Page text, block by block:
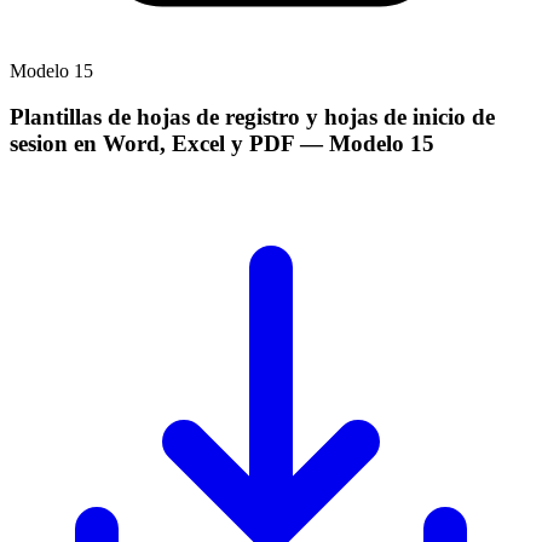
Modelo 15
Plantillas de hojas de registro y hojas de inicio de
sesion en Word, Excel y PDF— Modelo 15